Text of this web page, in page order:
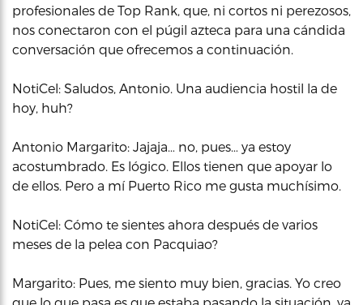
profesionales de Top Rank, que, ni cortos ni perezosos,
nos conectaron con el púgil azteca para una cándida
conversación que ofrecemos a continuación.
NotiCel: Saludos, Antonio. Una audiencia hostil la de
hoy, huh?
Antonio Margarito: Jajaja… no, pues… ya estoy
acostumbrado. Es lógico. Ellos tienen que apoyar lo
de ellos. Pero a mí Puerto Rico me gusta muchísimo.
NotiCel: Cómo te sientes ahora después de varios
meses de la pelea con Pacquiao?
Margarito: Pues, me siento muy bien, gracias. Yo creo